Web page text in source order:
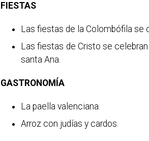
FIESTAS
Las fiestas de la Colombófila se
Las fiestas de Cristo se
santa Ana.
GASTRONOMÍA
La paella valenciana.
Arroz con judías y cardos.